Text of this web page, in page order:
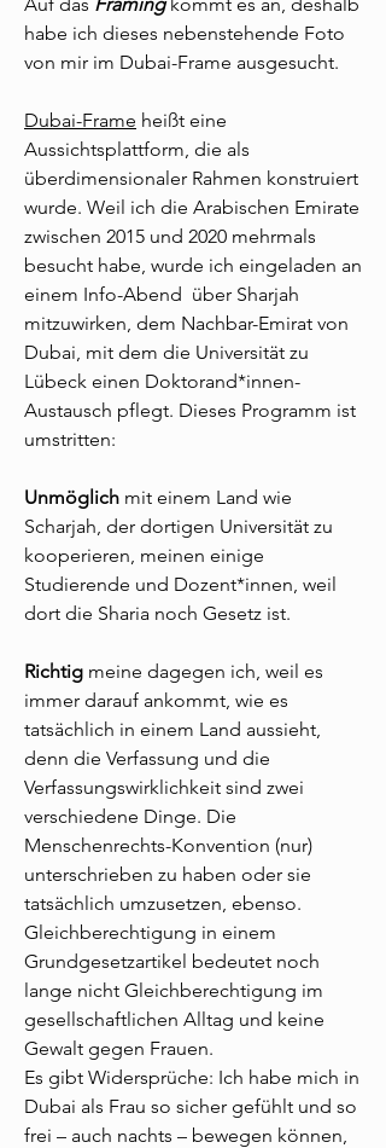
habe ich dieses nebenstehende Foto
von mir im Dubai-Frame ausgesucht.
Dubai-Frame heißt eine
Aussichtsplattform, die als
überdimensionaler Rahmen konstruiert
wurde. Weil ich die Arabischen Emirate
zwischen 2015 und 2020 mehrmals
besucht habe, wurde ich eingeladen an
einem Info-Abend über Sharjah
mitzuwirken, dem Nachbar-Emirat von
Dubai, mit dem die Universität zu
Lübeck einen Doktorand*innen-
Austausch pflegt. Dieses Programm ist
umstritten:
Unmöglich mit einem Land wie
Scharjah, der dortigen Universität zu
kooperieren, meinen einige
Studierende und Dozent*innen, weil
dort die Sharia noch Gesetz ist.
Richtig meine dagegen ich, weil es
immer darauf ankommt, wie es
tatsächlich in einem Land aussieht,
denn die Verfassung und die
Verfassungswirklichkeit sind zwei
verschiedene Dinge. Die
Menschenrechts-Konvention (nur)
unterschrieben zu haben oder sie
tatsächlich umzusetzen, ebenso.
Gleichberechtigung in einem
Grundgesetzartikel bedeutet noch
lange nicht Gleichberechtigung im
gesellschaftlichen Alltag und keine
Gewalt gegen Frauen.
Es gibt Widersprüche: Ich habe mich in
Dubai als Frau so sicher gefühlt und so
frei – auch nachts – bewegen können,